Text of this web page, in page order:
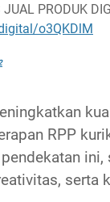
PRODUK
o3QKDlM
RPP
serta